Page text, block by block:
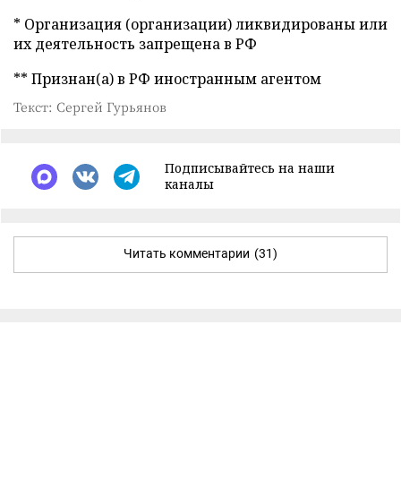
* Организация (организации) ликвидированы или
их деятельность запрещена в РФ
** Признан(а) в РФ иностранным агентом
Текст: Сергей Гурьянов
Подписывайтесь на наши
каналы
Читать комментарии (31)